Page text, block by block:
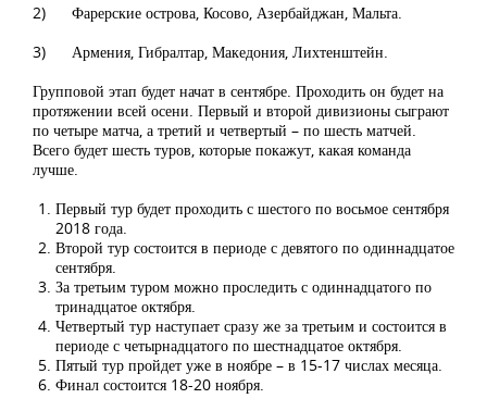
2) Фарерские острова, Косово, Азербайджан, Мальта.
3) Армения, Гибралтар, Македония, Лихтенштейн.
Групповой этап будет начат в сентябре. Проходить он будет на
протяжении всей осени. Первый и второй дивизионы сыграют
по четыре матча, а третий и четвертый – по шесть матчей.
Всего будет шесть туров, которые покажут, какая команда
лучше.
Первый тур будет проходить с шестого по восьмое сентября
2018 года.
Второй тур состоится в периоде с девятого по одиннадцатое
сентября.
За третьим туром можно проследить с одиннадцатого по
тринадцатое октября.
Четвертый тур наступает сразу же за третьим и состоится в
периоде с четырнадцатого по шестнадцатое октября.
Пятый тур пройдет уже в ноябре – в 15-17 числах месяца.
Финал состоится 18-20 ноября.